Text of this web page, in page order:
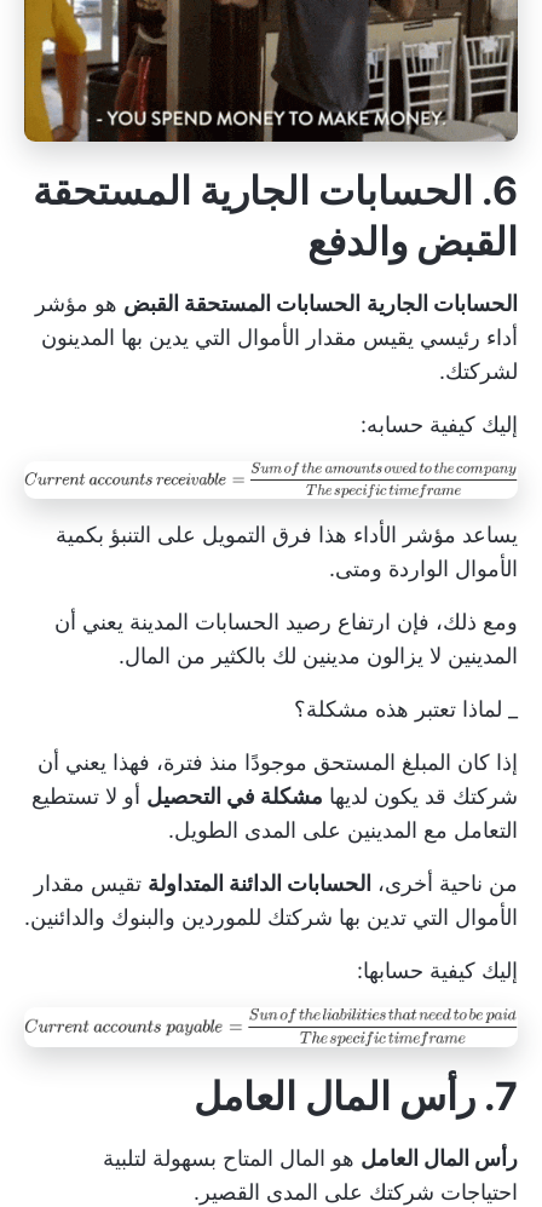
6. الحسابات الجارية المستحقة
القبض والدفع
الحسابات الجارية الحسابات المستحقة القبض هو مؤشر
أداء رئيسي يقيس مقدار الأموال التي يدين بها المدينون
لشركتك.
إليك كيفية حسابه:
يساعد مؤشر الأداء هذا فرق التمويل على التنبؤ بكمية
الأموال الواردة ومتى.
ومع ذلك، فإن ارتفاع رصيد الحسابات المدينة يعني أن
المدينين لا يزالون مدينين لك بالكثير من المال.
_ لماذا تعتبر هذه مشكلة؟
إذا كان المبلغ المستحق موجودًا منذ فترة، فهذا يعني أن
شركتك قد يكون لديها مشكلة في التحصيل أو لا تستطيع
التعامل مع المدينين على المدى الطويل.
من ناحية أخرى، الحسابات الدائنة المتداولة تقيس مقدار
الأموال التي تدين بها شركتك للموردين والبنوك والدائنين.
إليك كيفية حسابها:
7. رأس المال العامل
رأس المال العامل هو المال المتاح بسهولة لتلبية
احتياجات شركتك على المدى القصير.